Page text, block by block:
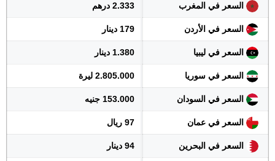
السعر في المغرب 2.333 درهم
السعر في الأردن 179 دينار
السعر في ليبيا 1.380 دينار
السعر في سوريا 2.805.000 ليرة
السعر في السودان 153.000 جنيه
السعر في عمان 97 ريال
السعر في البحرين 94 دينار